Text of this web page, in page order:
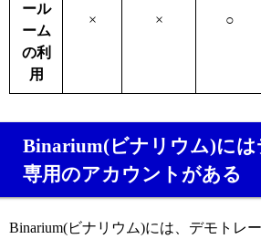
ール
ーム
の利
用
× × ○
Binarium(ビナリウム)には
専用のアカウントがある
Binarium(ビナリウム)には、デモトレ